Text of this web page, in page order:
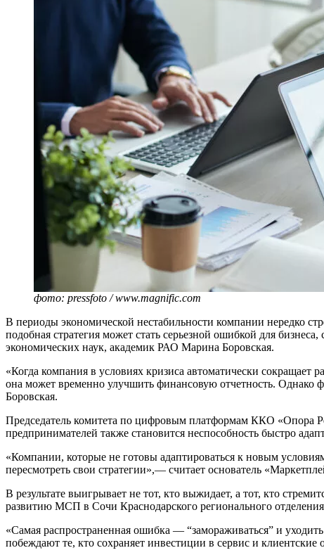
фото: pressfoto / www.magnific.com
В периоды экономической нестабильности компании нередко
подобная стратегия может стать серьезной ошибкой для
экономических наук, академик РАО Марина Боровская.
«Когда компания в условиях кризиса автоматически сокращает
она может временно улучшить финансовую отчетность.
Боровская.
Председатель комитета по цифровым платформам ККО «Опора
предпринимателей также становится неспособность быстро
«Компании, которые не готовы адаптироваться к новым
пересмотреть свои стратегии»,— считает основатель
В результате выигрывает не тот, кто выжидает, а тот, кто
развитию МСП в Сочи Краснодарского регионального
«Самая распространенная ошибка — “замораживаться” и
побеждают те, кто сохраняет инвестиции в сервис и